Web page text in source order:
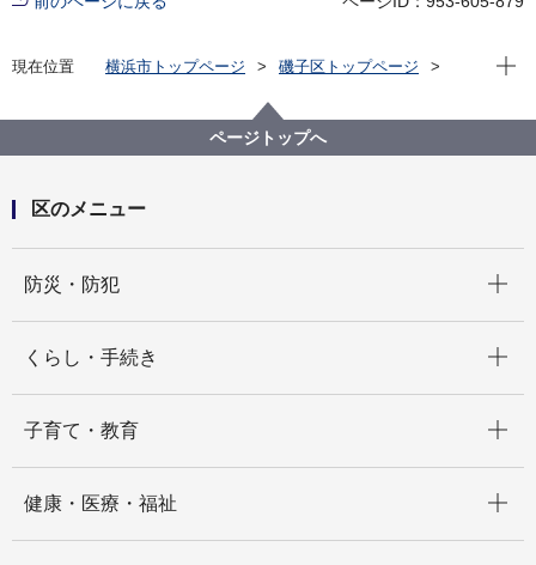
現在位置 横浜市トップページ
磯子区トップページ
磯子区内の公園紹介
花の見所カレンダー
現在
ページトップへ
区のメニュー
防災・防犯
くらし・手続き
子育て・教育
健康・医療・福祉